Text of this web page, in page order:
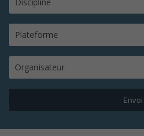
Plateforme
Organisateur